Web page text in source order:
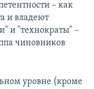
– как
и владеют
и "технократы" –
чиновников
уровне (кроме